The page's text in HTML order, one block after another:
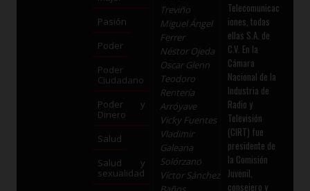
Pasión
Poder
Poder
Ciudadano
Poder y
Dinero
Salud
Salud y
sexualidad
Treviño
Miguel Ángel
Ferrer
Néstor Ojeda
Oscar Glenn
Teodoro
Rentería
Arróyave
Vicky Fuentes
Vladimir
Galeana
Solórzano
Víctor Sánchez
Telecomunicac
iones, todas
ellas S.A. de
C.V. En la
Cámara
Nacional de la
Industria de
Radio y
Televisión
(CIRT) fue
presidente de
la Comisión
Juvenil,
consejero y